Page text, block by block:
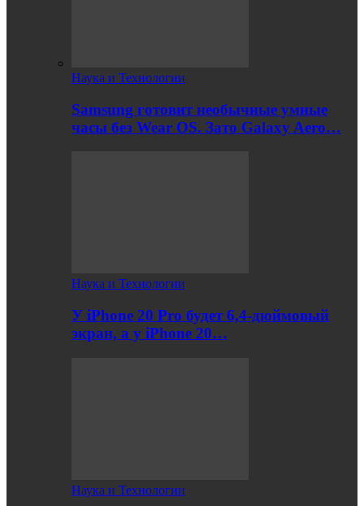
Наука и Технологии
Samsung готовит необычные умные
часы без Wear OS. Зато Galaxy Aero…
Наука и Технологии
У iPhone 20 Pro будет 6,4-дюймовый
экран, а у iPhone 20…
Наука и Технологии